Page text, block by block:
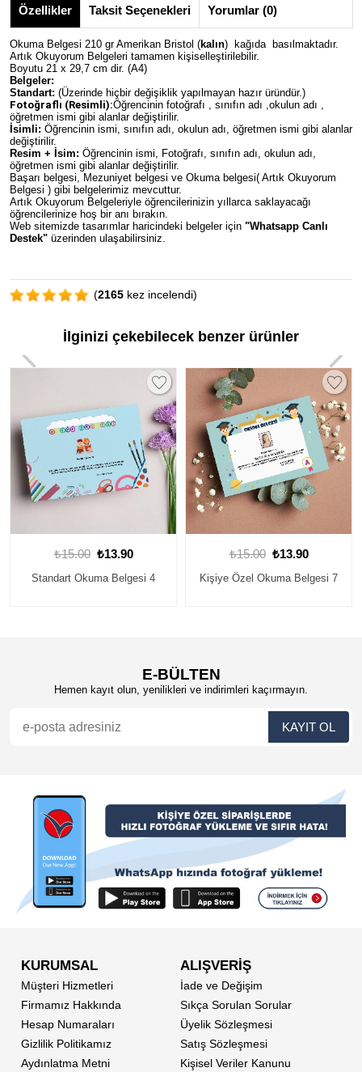
Özellikler Taksit Seçenekleri Yorumlar (0)
Okuma Belgesi 210 gr Amerikan Bristol (kalın) kağıda basılmaktadır.
Artık Okuyorum Belgeleri tamamen kişiselleştirilebilir.
Boyutu 21 x 29,7 cm dir. (A4)
Belgeler:
Standart: (Üzerinde hiçbir değişiklik yapılmayan hazır üründür.)
Fotoğraflı (Resimli):Öğrencinin fotoğrafı , sınıfın adı ,okulun adı ,
öğretmen ismi gibi alanlar değiştirilir.
İsimli: Öğrencinin ismi, sınıfın adı, okulun adı, öğretmen ismi gibi alanlar
değiştirilir.
Resim + İsim: Öğrencinin ismi, Fotoğrafı, sınıfın adı, okulun adı,
öğretmen ismi gibi alanlar değiştirilir.
Başarı belgesi, Mezuniyet belgesi ve Okuma belgesi( Artık Okuyorum
Belgesi ) gibi belgelerimiz mevcuttur.
Artık Okuyorum Belgeleriyle öğrencilerinizin yıllarca saklayacağı
öğrencilerinize hoş bir anı bırakın.
Web sitemizde tasarımlar haricindeki belgeler için "Whatsapp Canlı
Destek" üzerinden ulaşabilirsiniz.
(2165 kez incelendi)
İlginizi çekebilecek benzer ürünler
₺15.00 ₺13.90
Kişiye Özel Okuma Belgesi 7
₺15.00 ₺13.90
Standart Okuma Belgesi 6
E-BÜLTEN
Hemen kayıt olun, yenilikleri ve indirimleri kaçırmayın.
KURUMSAL
Müşteri Hizmetleri
Firmamız Hakkında
Hesap Numaraları
Gizlilik Politikamız
Aydınlatma Metni
ALIŞVERİŞ
İade ve Değişim
Sıkça Sorulan Sorular
Üyelik Sözleşmesi
Satış Sözleşmesi
Kişisel Veriler Kanunu